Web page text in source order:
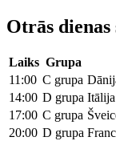
Otrās
Laiks Grupa
11:00 C grupa
14:00 D grupa
17:00 C grupa
20:00 D grupa